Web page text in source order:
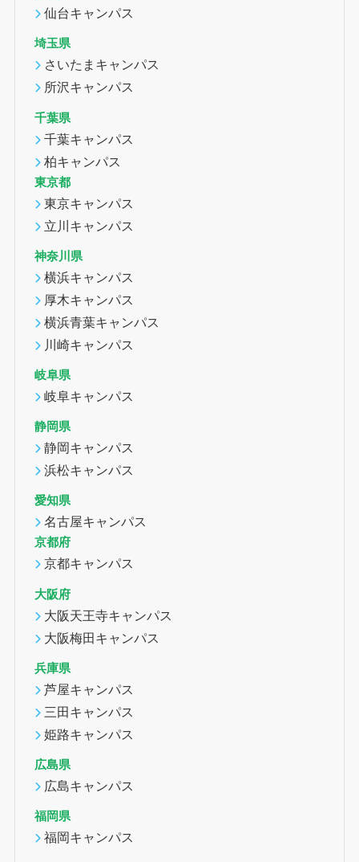
仙台キャンパス
埼玉県
さいたまキャンパス
所沢キャンパス
千葉県
千葉キャンパス
柏キャンパス
東京都
東京キャンパス
立川キャンパス
神奈川県
横浜キャンパス
厚木キャンパス
横浜青葉キャンパス
川崎キャンパス
岐阜県
岐阜キャンパス
静岡県
静岡キャンパス
浜松キャンパス
愛知県
名古屋キャンパス
京都府
京都キャンパス
大阪府
大阪天王寺キャンパス
大阪梅田キャンパス
兵庫県
芦屋キャンパス
三田キャンパス
姫路キャンパス
広島県
広島キャンパス
福岡県
福岡キャンパス